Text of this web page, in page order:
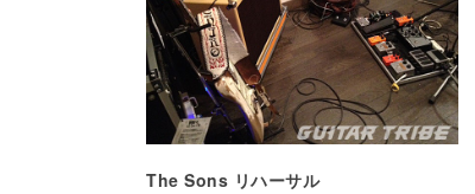
The Sons リハーサル